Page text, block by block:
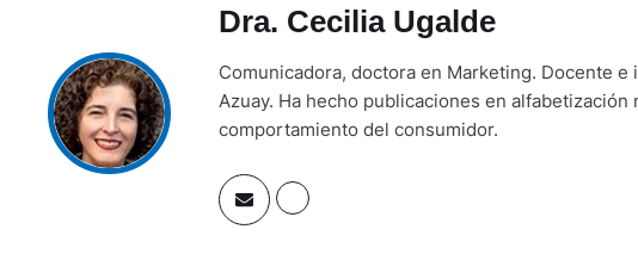
Dra. Cecilia Ugalde
Comunicadora, doctora en Marketing. Docente
Azuay. Ha hecho publicaciones en
comportamiento del consumidor.